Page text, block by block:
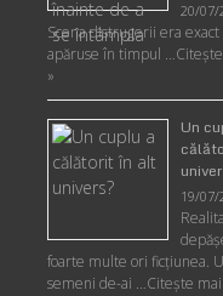
20/07/
Scena distrugerii era exact
apăruse în timpul …
»
Un
19/07/
foarte multe ori ficţiunea.
semeni de-ai …Citește